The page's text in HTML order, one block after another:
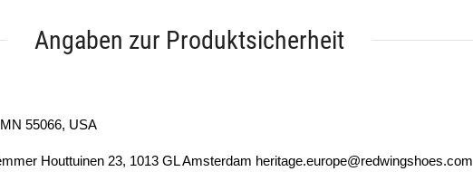
Angaben zur Produktsicherheit
55066, USA
Houttuinen 23, 1013 GL Amsterdam heritage.europe@redwingshoes.com